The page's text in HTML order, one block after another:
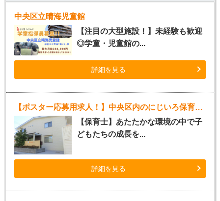
中央区立晴海児童館
【注目の大型施設！】未経験も歓迎
◎学童・児童館の...
詳細を見る
【ポスター応募用求人！】中央区内のにじいろ保育園（正社員）
【保育士】あたたかな環境の中で子
どもたちの成長を...
詳細を見る